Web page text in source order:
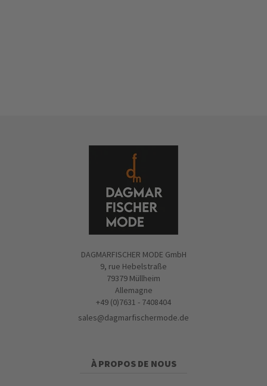
DAGMARFISCHER MODE GmbH
9, rue Hebelstraße
79379 Müllheim
Allemagne
+49 (0)7631 - 7408404
sales@dagmarfischermode.de
À PROPOS DE NOUS